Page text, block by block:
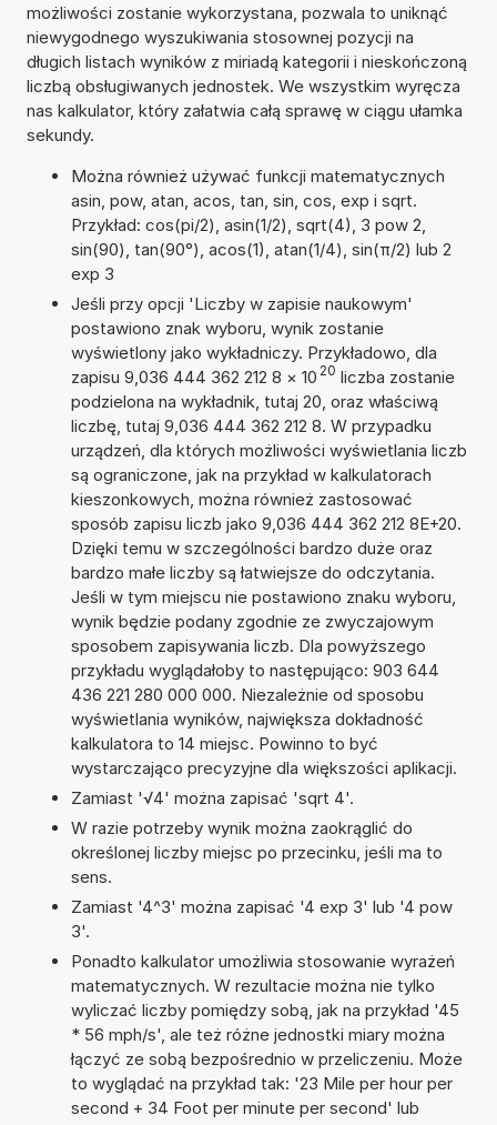
możliwości zostanie wykorzystana, pozwala to uniknąć
niewygodnego wyszukiwania stosownej pozycji na
długich listach wyników z miriadą kategorii i nieskończoną
liczbą obsługiwanych jednostek. We wszystkim wyręcza
nas kalkulator, który załatwia całą sprawę w ciągu ułamka
sekundy.
Można również używać funkcji matematycznych
asin, pow, atan, acos, tan, sin, cos, exp i sqrt.
Przykład: cos(pi/2), asin(1/2), sqrt(4), 3 pow 2,
sin(90), tan(90°), acos(1), atan(1/4), sin(π/2) lub 2
exp 3
Jeśli przy opcji 'Liczby w zapisie naukowym'
postawiono znak wyboru, wynik zostanie
wyświetlony jako wykładniczy. Przykładowo, dla
zapisu 9,036 444 362 212 8 × 10 20 liczba zostanie
podzielona na wykładnik, tutaj 20, oraz właściwą
liczbę, tutaj 9,036 444 362 212 8. W przypadku
urządzeń, dla których możliwości wyświetlania liczb
są ograniczone, jak na przykład w kalkulatorach
kieszonkowych, można również zastosować
sposób zapisu liczb jako 9,036 444 362 212 8E+20.
Dzięki temu w szczególności bardzo duże oraz
bardzo małe liczby są łatwiejsze do odczytania.
Jeśli w tym miejscu nie postawiono znaku wyboru,
wynik będzie podany zgodnie ze zwyczajowym
sposobem zapisywania liczb. Dla powyższego
przykładu wyglądałoby to następująco: 903 644
436 221 280 000 000. Niezależnie od sposobu
wyświetlania wyników, największa dokładność
kalkulatora to 14 miejsc. Powinno to być
wystarczająco precyzyjne dla większości aplikacji.
Zamiast '√4' można zapisać 'sqrt 4'.
W razie potrzeby wynik można zaokrąglić do
określonej liczby miejsc po przecinku, jeśli ma to
sens.
Zamiast '4^3' można zapisać '4 exp 3' lub '4 pow
3'.
Ponadto kalkulator umożliwia stosowanie wyrażeń
matematycznych. W rezultacie można nie tylko
wyliczać liczby pomiędzy sobą, jak na przykład '45
* 56 mph/s', ale też różne jednostki miary można
łączyć ze sobą bezpośrednio w przeliczeniu. Może
to wyglądać na przykład tak: '23 Mile per hour per
second + 34 Foot per minute per second' lub